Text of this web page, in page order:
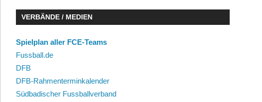
VERBÄNDE / MEDIEN
Spielplan aller FCE-Teams
Fussball.de
DFB
DFB-Rahmenterminkalender
Südbadischer Fussballverband